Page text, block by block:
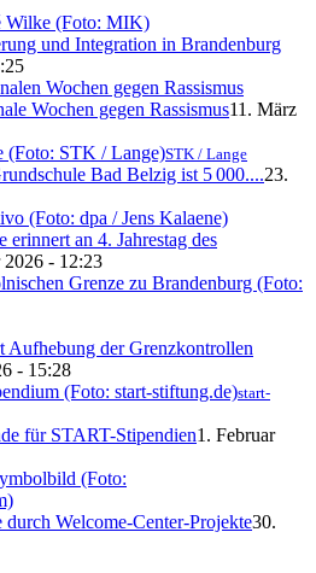
und Integration in Brandenburg
Wochen gegen Rassismus11. März
STK / Lange
Bad Belzig ist 5 000....23.
erinnert an 4. Jahrestag des
2026 - 12:23
Aufhebung der Grenzkontrollen
- 15:28
start-
für START-Stipendien1. Februar
Welcome-Center-Projekte30.